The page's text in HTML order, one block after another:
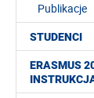
Publikacje
STUDENCI
ERASMUS